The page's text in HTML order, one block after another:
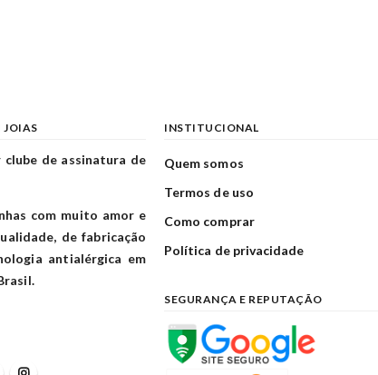
JOIAS
de assinatura de
com muito amor e
de fabricação
antialérgica em
INSTITUCIONAL
Quem somos
Termos de uso
Como comprar
Política de privacidade
SEGURANÇA E REPUTAÇÃO